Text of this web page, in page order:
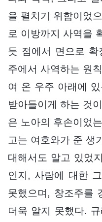
을 펼치기 위함이었
로 이방까지 사역을
듯 점에서 면으로
주에서 사역하는 원
여 온 우주 아래에
받아들이게 하는 것
은 노아의 후손이었
고는 여호와가 준 생
대해서도 알고 있었
인지, 사람에 대한
못했으며, 창조주를
더욱 알지 못했다.